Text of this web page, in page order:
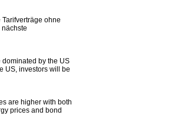
ohne
dominated by the US
US, investors will be
are higher with both
prices and bond